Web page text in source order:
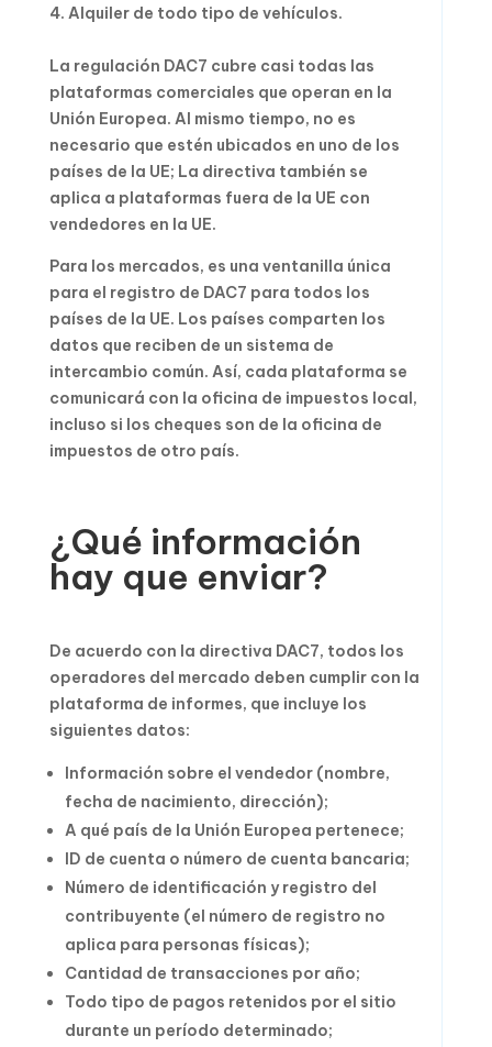
Alquiler de todo tipo de vehículos.
La regulación DAC7 cubre casi todas las
plataformas comerciales que operan en la
Unión Europea. Al mismo tiempo, no es
necesario que estén ubicados en uno de los
países de la UE; La directiva también se
aplica a plataformas fuera de la UE con
vendedores en la UE.
Para los mercados, es una ventanilla única
para el registro de DAC7 para todos los
países de la UE. Los países comparten los
datos que reciben de un sistema de
intercambio común. Así, cada plataforma se
comunicará con la oficina de impuestos local,
incluso si los cheques son de la oficina de
impuestos de otro país.
¿Qué información
hay que enviar?
De acuerdo con la directiva DAC7, todos los
operadores del mercado deben cumplir con la
plataforma de informes, que incluye los
siguientes datos:
Información sobre el vendedor (nombre,
fecha de nacimiento, dirección);
A qué país de la Unión Europea pertenece;
ID de cuenta o número de cuenta bancaria;
Número de identificación y registro del
contribuyente (el número de registro no
aplica para personas físicas);
Cantidad de transacciones por año;
Todo tipo de pagos retenidos por el sitio
durante un período determinado;